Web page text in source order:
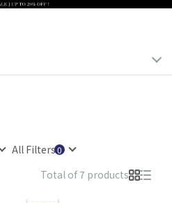
All Filters
Total of 7 products